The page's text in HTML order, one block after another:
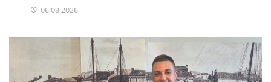
06.08.2026